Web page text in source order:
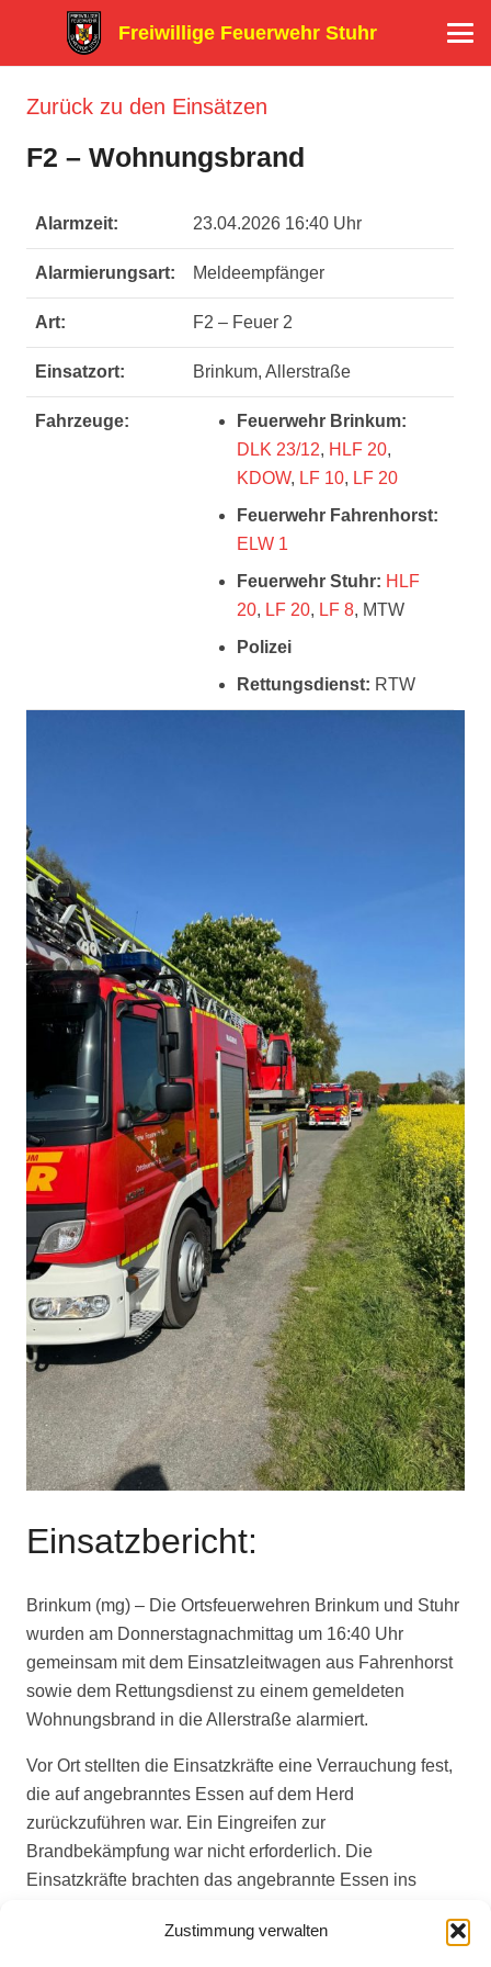
Zustimmung verwalten
Freiwillige Feuerwehr Stuhr
Zurück zu den Einsätzen
F2 – Wohnungsbrand
Alarmzeit: 23.04.2026 16:40 Uhr
Alarmierungsart: Meldeempfänger
Art: F2 – Feuer 2
Einsatzort: Brinkum, Allerstraße
Fahrzeuge:
Feuerwehr Brinkum:
DLK 23/12, HLF 20,
KDOW, LF 10, LF 20
Feuerwehr Fahrenhorst:
ELW 1
Feuerwehr Stuhr: HLF
20, LF 20, LF 8, MTW
Polizei
Rettungsdienst: RTW
Einsatzbericht:
Brinkum (mg) – Die Ortsfeuerwehren Brinkum und Stuhr
wurden am Donnerstagnachmittag um 16:40 Uhr
gemeinsam mit dem Einsatzleitwagen aus Fahrenhorst
sowie dem Rettungsdienst zu einem gemeldeten
Wohnungsbrand in die Allerstraße alarmiert.
Vor Ort stellten die Einsatzkräfte eine Verrauchung fest,
die auf angebranntes Essen auf dem Herd
zurückzuführen war. Ein Eingreifen zur
Brandbekämpfung war nicht erforderlich. Die
Einsatzkräfte brachten das angebrannte Essen ins
Hochdrucklüfter belüftet.